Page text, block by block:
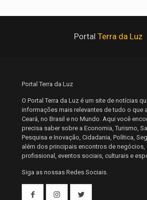
Portal Terra da Luz
Portal Terra da Luz
O Portal Terra da Luz é um site de notícias
informações mais relevantes de tudo o que
Ceará, no Brasil e no Mundo. Aqui você
precisa saber sobre a Economia, Turismo,
Pesquisa e Inovação, Cidadania, Política,
além dos principais encontros de negócios,
profissional, eventos sociais, culturais e
Siga as nossas Redes Sociais.